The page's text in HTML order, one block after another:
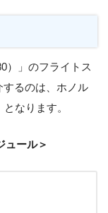
）」のフライトス
るのは、ホノル
なります。
ュール＞